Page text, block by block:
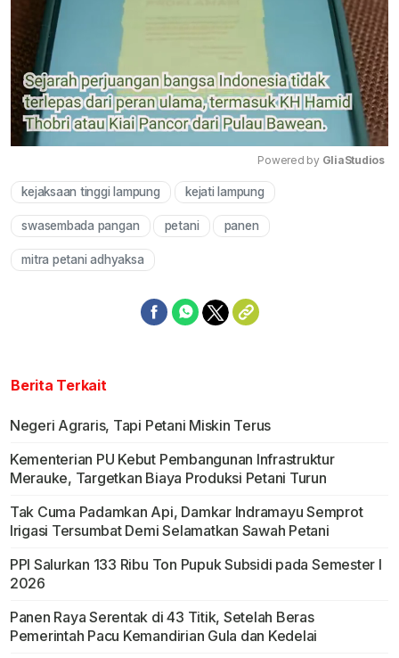
Powered by GliaStudios
kejaksaan tinggi lampung kejati lampung
swasembada pangan petani panen
mitra petani adhyaksa
Berita Terkait
Negeri Agraris, Tapi Petani Miskin Terus
Kementerian PU Kebut Pembangunan Infrastruktur
Merauke, Targetkan Biaya Produksi Petani Turun
Tak Cuma Padamkan Api, Damkar Indramayu Semprot
Irigasi Tersumbat Demi Selamatkan Sawah Petani
PPI Salurkan 133 Ribu Ton Pupuk Subsidi pada Semester I
2026
Panen Raya Serentak di 43 Titik, Setelah Beras
Pemerintah Pacu Kemandirian Gula dan Kedelai